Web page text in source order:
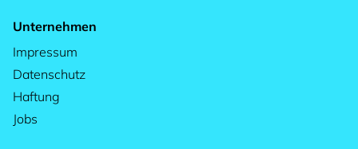
Unternehmen
Impressum
Datenschutz
Haftung
Jobs